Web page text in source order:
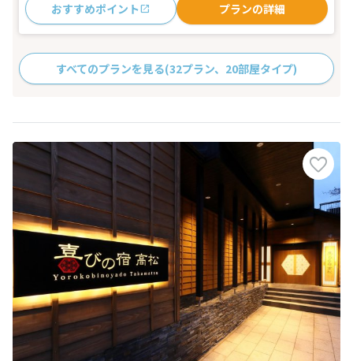
おすすめポイント プランの詳細
すべてのプランを見る(32プラン、20部屋タイプ)